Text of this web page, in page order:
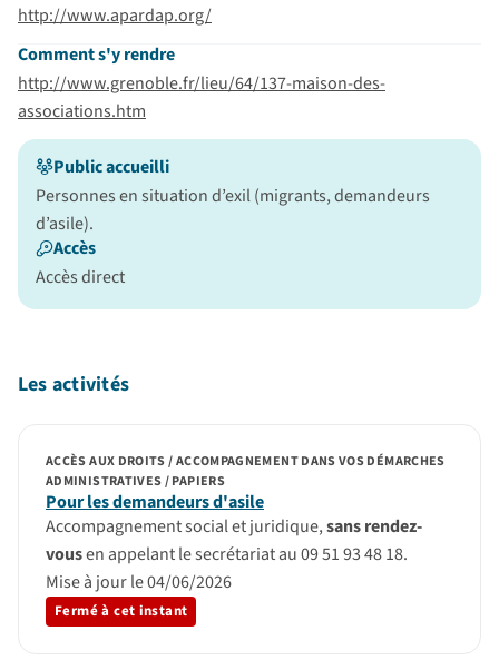
http://www.apardap.org/
Comment s'y rendre
http://www.grenoble.fr/lieu/64/137-maison-des-
associations.htm
Public accueilli
Personnes en situation d’exil (migrants, demandeurs
d’asile).
Accès
Accès direct
Les activités
Pour les demandeurs d'asile
ACCÈS AUX DROITS / ACCOMPAGNEMENT DANS VOS DÉMARCHES
ADMINISTRATIVES / PAPIERS
Accompagnement social et juridique,sans rendez-
vousen appelant le secrétariat au 09 51 93 48 18.
Mise à jour le 04/06/2026
Fermé à cet instant